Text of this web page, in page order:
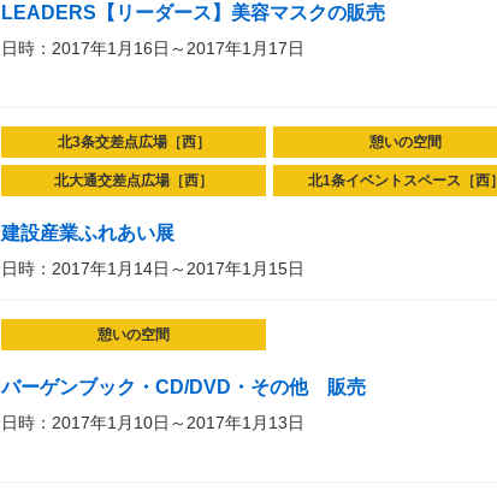
LEADERS【リーダース】美容マスクの販売
日時：2017年1月16日～2017年1月17日
北3条交差点広場［西］ 憩いの空間
北大通交差点広場［西］ 北1条イベントスペース［西］
建設産業ふれあい展
日時：2017年1月14日～2017年1月15日
憩いの空間
バーゲンブック・CD/DVD・その他 販売
日時：2017年1月10日～2017年1月13日